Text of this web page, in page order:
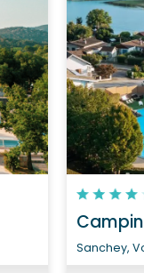
Sanchey,